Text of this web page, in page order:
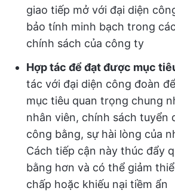
giao tiếp mở với đại diện
bảo tính minh bạch trong
chính sách của công ty
Hợp tác để đạt được mục
tác với đại diện công đoàn
mục tiêu quan trọng chung
nhân viên, chính sách tuyển
công bằng, sự hài lòng của
Cách tiếp cận này thúc đẩy
bằng hơn và có thể giảm
chấp hoặc khiếu nại tiềm ẩn